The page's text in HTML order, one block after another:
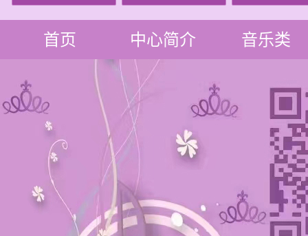
首页 中心简介 音乐类